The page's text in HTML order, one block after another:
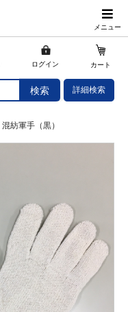
メニュー
ログイン カート
検索 詳細検索
混紡軍手（黒）